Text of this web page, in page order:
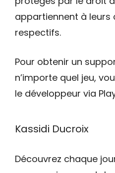
appartiennent à leurs
respectifs.
Pour obtenir un
n’importe quel jeu,
le développeur via
Kassidi Ducroix
Découvrez chaque